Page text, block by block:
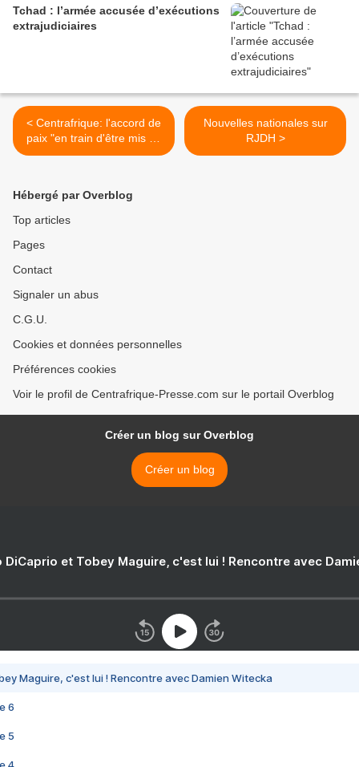
Tchad : l’armée accusée d’exécutions
extrajudiciaires
< Centrafrique: l'accord de
paix "en train d'être mis en
oeuvre"
Nouvelles nationales sur
RJDH >
Hébergé par Overblog
Top articles
Pages
Contact
Signaler un abus
C.G.U.
Cookies et données personnelles
Préférences cookies
Voir le profil de Centrafrique-Presse.com sur le portail Overblog
Créer un blog sur Overblog
Créer un blog
DiCaprio et Tobey Maguire, c'est lui ! Rencontre avec
Maguire, c'est lui ! Rencontre avec Damien Witecka
6
5